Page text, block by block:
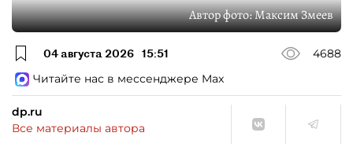
Автор фото:Максим Змеев
04 августа 2026 15:51
4688
Читайте нас в мессенджере Max
dp.ru
Все материалы автора